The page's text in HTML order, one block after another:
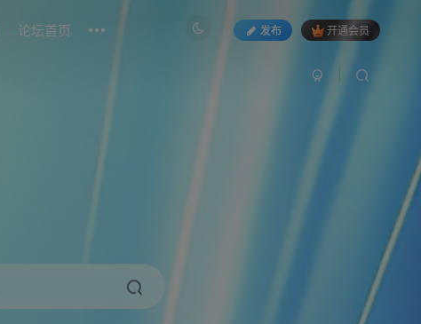
论坛首页 发布 开通会员